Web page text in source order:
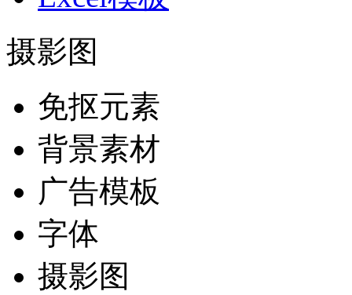
摄影图
免抠元素
背景素材
广告模板
字体
摄影图